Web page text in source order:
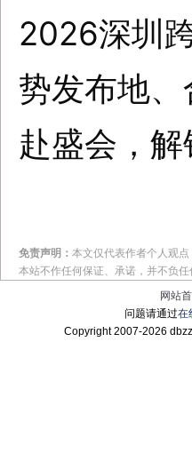
2026深圳
势发布地
赴盛会，
免责声明： 本文仅代表作者个人观
本站不作任何保证、承诺，并不负
网站
问题请通过在
Copyright 2007-2026